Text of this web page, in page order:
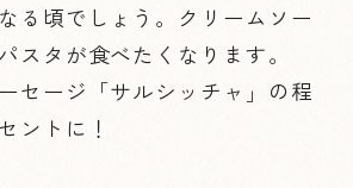
る頃でしょう。クリームソー
スタが食べたくなります。
セージ「サルシッチャ」の程
ントに！